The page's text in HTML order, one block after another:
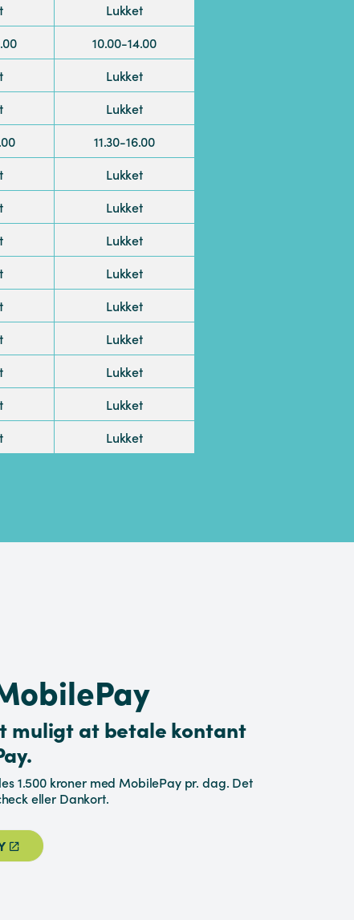
Lukket
10.00-14.00
Lukket
Lukket
11.30-16.00
Lukket
Lukket
Lukket
Lukket
Lukket
Lukket
Lukket
Lukket
Lukket
muligt at betale kontant
1.500 kroner med MobilePay pr. dag. Det
eller Dankort.